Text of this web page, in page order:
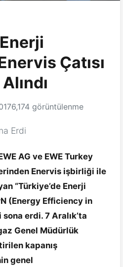
Çatısı
6,174 görüntülenme
Erdi
AG ve EWE Turkey
Enervis işbirliği ile
“Türkiye’de Enerji
(Energy Efficiency in
erdi. 7 Aralık’ta
Genel Müdürlük
kapanış
genel